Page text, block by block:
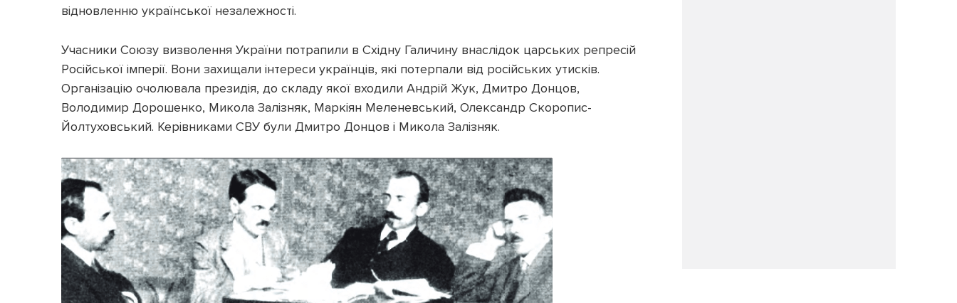
відновленню української незалежності.
Учасники Союзу визволення України потрапили в Східну Галичину внаслідок царських репресій
Російської імперії. Вони захищали інтереси українців, які потерпали від російських утисків.
Організацію очолювала президія, до складу якої входили Андрій Жук, Дмитро Донцов,
Володимир Дорошенко, Микола Залізняк, Маркіян Меленевський, Олександр Скоропис-
Йолтуховський. Керівниками СВУ були Дмитро Донцов і Микола Залізняк.